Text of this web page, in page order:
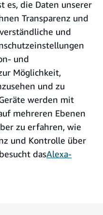
es, die Daten unserer
Transparenz und
und
und
Möglichkeit,
und zu
werden mit
mehreren Ebenen
zu erfahren, wie
und Kontrolle über
dasAlexa-